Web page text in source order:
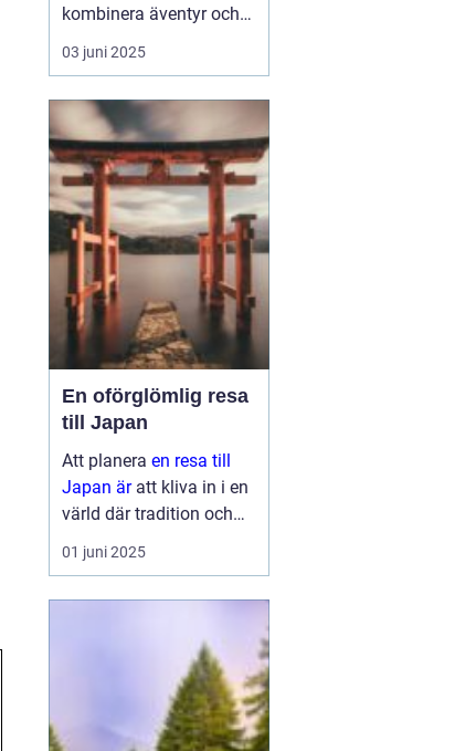
kombinera äventyr och
avkoppling. Det ger
möjlighet att uppleva
samtidigt som man
utvecklar en ny f&au...
03 juni 2025
En oförglömlig resa
till Japan
Att planera en resa till
Japan äratt kliva in i en
värld där tradition och
modernitet möts. Detta
fascinerande land
01 juni 2025